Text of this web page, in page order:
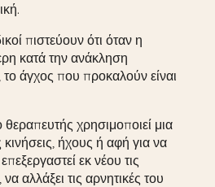
πιστεύουν ότι όταν η
κατά την ανάκληση
άγχος που προκαλούν είναι
χρησιμοποιεί μια
ήχους ή αφή για να
εκ νέου τις
αλλάξει τις αρνητικές του